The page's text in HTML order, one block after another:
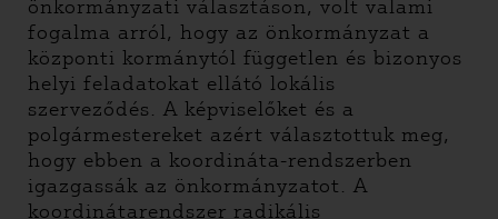
önkormányzati választáson, volt valami
fogalma arról, hogy az önkormányzat a
központi kormánytól független és bizonyos
helyi feladatokat ellátó lokális
szerveződés. A képviselőket és a
polgármestereket azért választottuk meg,
hogy ebben a koordináta-rendszerben
igazgassák az önkormányzatot. A
koordinátarendszer radikális